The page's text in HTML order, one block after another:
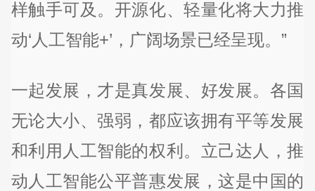
样触手可及。开源化、轻量化将大力推
动‘人工智能+’，广阔场景已经呈现。”
一起发展，才是真发展、好发展。各国
无论大小、强弱，都应该拥有平等发展
和利用人工智能的权利。立己达人，推
动人工智能公平普惠发展，这是中国的